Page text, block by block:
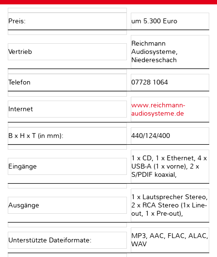
Preis: um 5.300 Euro
Vertrieb
Reichmann
Audiosysteme,
Niedereschach
Telefon 07728 1064
Internet
www.reichmann-
audiosysteme.de
B x H x T (in mm): 440/124/400
Eingänge
1 x CD, 1 x Ethernet, 4 x
USB-A (1 x vorne), 2 x
S/PDIF koaxial,
Ausgänge
1 x Lautsprecher Stereo,
2 x RCA Stereo (1x Line-
out, 1 x Pre-out),
Unterstützte Dateiformate:
MP3, AAC, FLAC, ALAC,
WAV